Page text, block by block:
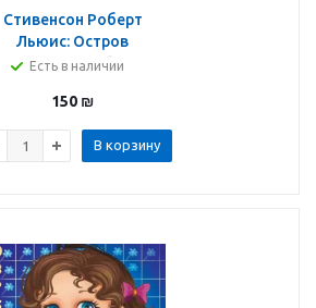
Стивенсон Роберт
Льюис: Остров
Cокровищ. Любимая
7БЦ. 304 стр. Умка
Есть в наличии
150 ₪
В корзину